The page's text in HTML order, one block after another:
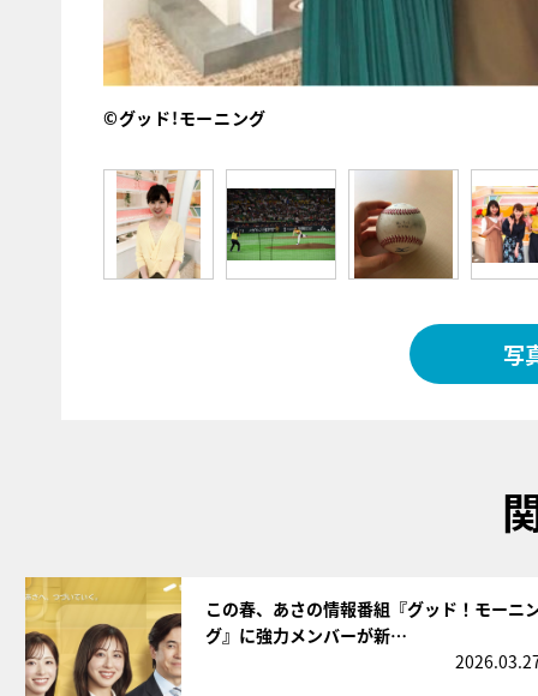
©グッド!モーニング
写
この春、あさの情報番組『グッド！モーニ
グ』に強力メンバーが新…